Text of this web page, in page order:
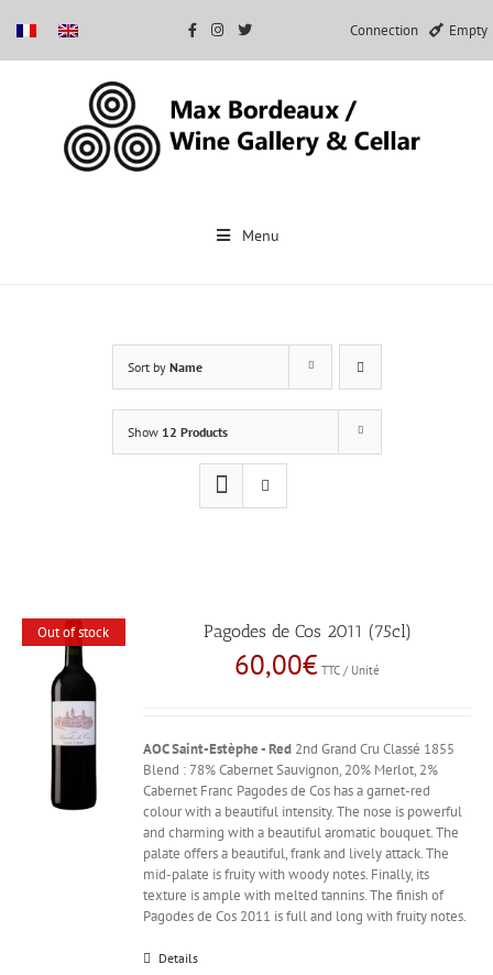
Connection Empty
Menu
Sort by Name
Show 12 Products
Out of stock Pagodes de Cos 2011 (75cl)
60,00€ TTC / Unité
AOC Saint-Estèphe - Red 2nd Grand Cru Classé 1855
Blend : 78% Cabernet Sauvignon, 20% Merlot, 2%
Cabernet Franc Pagodes de Cos has a garnet-red
colour with a beautiful intensity. The nose is powerful
and charming with a beautiful aromatic bouquet. The
palate offers a beautiful, frank and lively attack. The
mid-palate is fruity with woody notes. Finally, its
texture is ample with melted tannins. The finish of
Pagodes de Cos 2011 is full and long with fruity notes.
Details